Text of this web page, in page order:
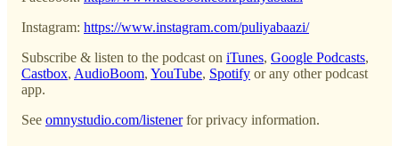
Instagram: https://www.instagram.com/puliyabaazi/
Subscribe & listen to the podcast on iTunes, Google Podcasts,
Castbox, AudioBoom, YouTube, Spotify or any other podcast
app.
See omnystudio.com/listenerfor privacy information.